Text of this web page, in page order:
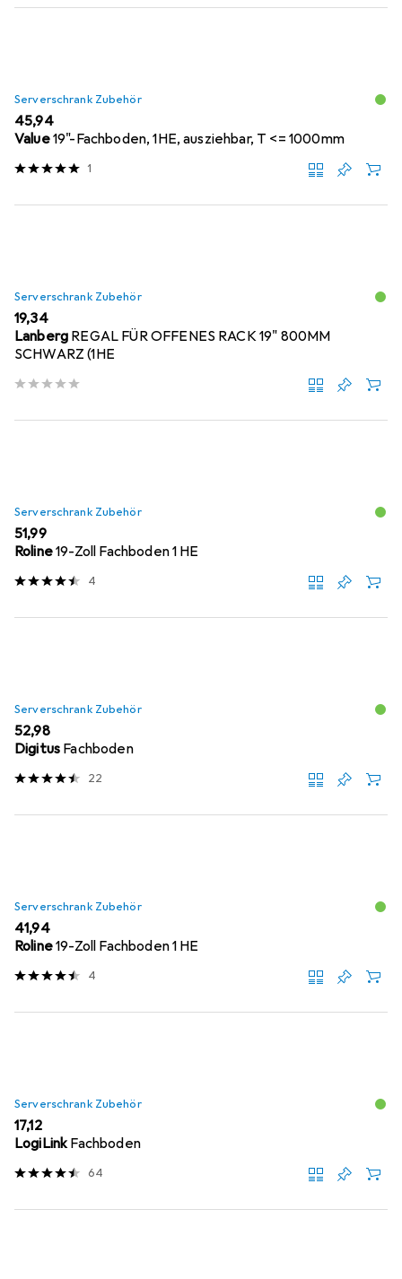
Serverschrank Zubehör
EUR
45,94
Value19"-Fachboden, 1HE, ausziehbar, T <= 1000mm
1
Serverschrank Zubehör
EUR
19,34
Lanberg REGAL FÜR OFFENES RACK 19" 800MM
SCHWARZ (1HE
Serverschrank Zubehör
EUR
51,99
Roline19-Zoll Fachboden 1 HE
4
Serverschrank Zubehör
EUR
52,98
Digitus Fachboden
22
Serverschrank Zubehör
EUR
41,94
Roline19-Zoll Fachboden 1 HE
4
Serverschrank Zubehör
EUR
17,12
LogiLinkFachboden
64